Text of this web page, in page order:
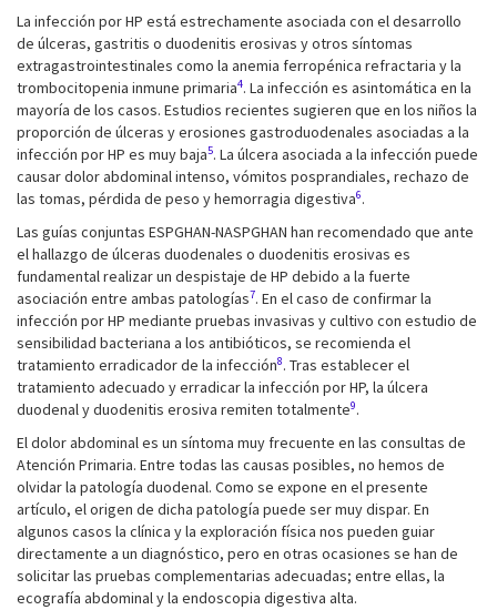
La infección por HP está estrechamente asociada con el desarrollo
de úlceras, gastritis o duodenitis erosivas y otros síntomas
extragastrointestinales como la anemia ferropénica refractaria y la
trombocitopenia inmune primaria4. La infección es asintomática en la
mayoría de los casos. Estudios recientes sugieren que en los niños la
proporción de úlceras y erosiones gastroduodenales asociadas a la
infección por HP es muy baja5. La úlcera asociada a la infección puede
causar dolor abdominal intenso, vómitos posprandiales, rechazo de
las tomas, pérdida de peso y hemorragia digestiva6.
Las guías conjuntas ESPGHAN-NASPGHAN han recomendado que ante
el hallazgo de úlceras duodenales o duodenitis erosivas es
fundamental realizar un despistaje de HP debido a la fuerte
asociación entre ambas patologías7. En el caso de confirmar la
infección por HP mediante pruebas invasivas y cultivo con estudio de
sensibilidad bacteriana a los antibióticos, se recomienda el
tratamiento erradicador de la infección8. Tras establecer el
tratamiento adecuado y erradicar la infección por HP, la úlcera
duodenal y duodenitis erosiva remiten totalmente9.
El dolor abdominal es un síntoma muy frecuente en las consultas de
Atención Primaria. Entre todas las causas posibles, no hemos de
olvidar la patología duodenal. Como se expone en el presente
artículo, el origen de dicha patología puede ser muy dispar. En
algunos casos la clínica y la exploración física nos pueden guiar
directamente a un diagnóstico, pero en otras ocasiones se han de
solicitar las pruebas complementarias adecuadas; entre ellas, la
ecografía abdominal y la endoscopia digestiva alta.